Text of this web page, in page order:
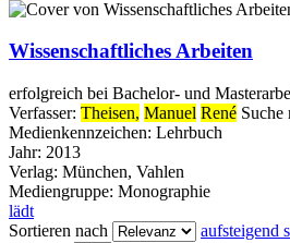
Wissenschaftliches Arbeiten
erfolgreich bei Bachelor- und
Verfasser: Theisen, Manuel René Suche
Medienkennzeichen: Lehrbuch
Jahr: 2013
Verlag: München, Vahlen
Mediengruppe: Monographie
lädt
Sortieren nach
aufsteigend